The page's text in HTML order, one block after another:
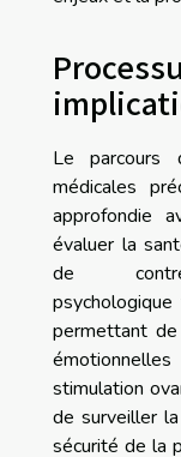
Le parcours
médicales
approfondie
évaluer la
de contre-
permettant de
stimulation
de surveiller
sécurité de la